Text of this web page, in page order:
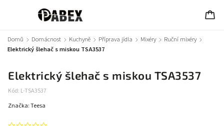
Domů / Domácnost / Kuchyně / Příprava jídla / Mixéry / Ruční mixéry /
Elektrický šlehač s miskou TSA3537
Elektrický šlehač s miskou TSA3537
Kód: L-TSA3537
Značka:Teesa